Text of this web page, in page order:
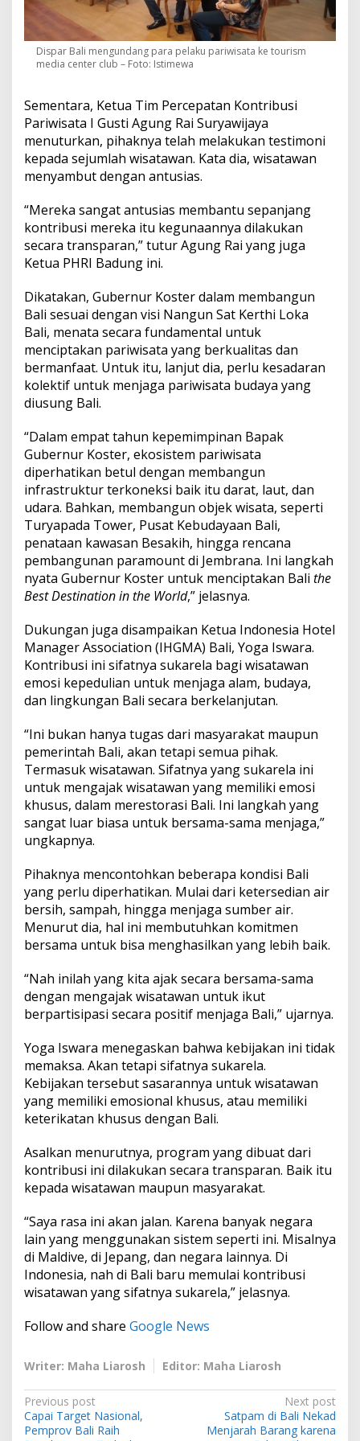
Dispar Bali mengundang para pelaku pariwisata ke tourism
media center club – Foto: Istimewa
Sementara, Ketua Tim Percepatan Kontribusi
Pariwisata I Gusti Agung Rai Suryawijaya
menuturkan, pihaknya telah melakukan testimoni
kepada sejumlah wisatawan. Kata dia, wisatawan
menyambut dengan antusias.
“Mereka sangat antusias membantu sepanjang
kontribusi mereka itu kegunaannya dilakukan
secara transparan,” tutur Agung Rai yang juga
Ketua PHRI Badung ini.
Dikatakan, Gubernur Koster dalam membangun
Bali sesuai dengan visi Nangun Sat Kerthi Loka
Bali, menata secara fundamental untuk
menciptakan pariwisata yang berkualitas dan
bermanfaat. Untuk itu, lanjut dia, perlu kesadaran
kolektif untuk menjaga pariwisata budaya yang
diusung Bali.
“Dalam empat tahun kepemimpinan Bapak
Gubernur Koster, ekosistem pariwisata
diperhatikan betul dengan membangun
infrastruktur terkoneksi baik itu darat, laut, dan
udara. Bahkan, membangun objek wisata, seperti
Turyapada Tower, Pusat Kebudayaan Bali,
penataan kawasan Besakih, hingga rencana
pembangunan paramount di Jembrana. Ini langkah
nyata Gubernur Koster untuk menciptakan Bali the
Best Destination in the World,” jelasnya.
Dukungan juga disampaikan Ketua Indonesia Hotel
Manager Association (IHGMA) Bali, Yoga Iswara.
Kontribusi ini sifatnya sukarela bagi wisatawan
emosi kepedulian untuk menjaga alam, budaya,
dan lingkungan Bali secara berkelanjutan.
“Ini bukan hanya tugas dari masyarakat maupun
pemerintah Bali, akan tetapi semua pihak.
Termasuk wisatawan. Sifatnya yang sukarela ini
untuk mengajak wisatawan yang memiliki emosi
khusus, dalam merestorasi Bali. Ini langkah yang
sangat luar biasa untuk bersama-sama menjaga,”
ungkapnya.
Pihaknya mencontohkan beberapa kondisi Bali
yang perlu diperhatikan. Mulai dari ketersedian air
bersih, sampah, hingga menjaga sumber air.
Menurut dia, hal ini membutuhkan komitmen
bersama untuk bisa menghasilkan yang lebih baik.
“Nah inilah yang kita ajak secara bersama-sama
dengan mengajak wisatawan untuk ikut
berpartisipasi secara positif menjaga Bali,” ujarnya.
Yoga Iswara menegaskan bahwa kebijakan ini tidak
memaksa. Akan tetapi sifatnya sukarela.
Kebijakan tersebut sasarannya untuk wisatawan
yang memiliki emosional khusus, atau memiliki
keterikatan khusus dengan Bali.
Asalkan menurutnya, program yang dibuat dari
kontribusi ini dilakukan secara transparan. Baik itu
kepada wisatawan maupun masyarakat.
“Saya rasa ini akan jalan. Karena banyak negara
lain yang menggunakan sistem seperti ini. Misalnya
di Maldive, di Jepang, dan negara lainnya. Di
Indonesia, nah di Bali baru memulai kontribusi
wisatawan yang sifatnya sukarela,” jelasnya.
Follow and share Google News
Writer: Maha Liarosh Editor: Maha Liarosh
P
o
Previous post
Capai Target Nasional,
Pemprov Bali Raih
Next post
Satpam di Bali Nekad
Menjarah Barang karena